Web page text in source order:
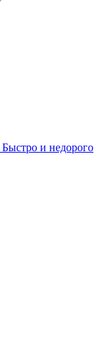
и недорого